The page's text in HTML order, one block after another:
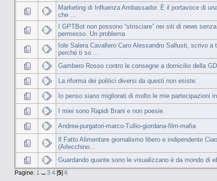
Marketing di Influenza Ambassador. È il portavoce di
che ...
I GPTBot non possono “strisciare” nei siti di news senza
permesso. Un problema
Iole Salera Cavallero Caro Alessandro Sallusti, scrivo a
perché ti so ...
Gambero Rosso contro le consegne a domicilio della
La riforma dei politici diversi da questi non esiste.
Io penso siano migliorati di molto le mie partecipazioni
I miei sono Rapidi Brani e non poesie.
Andrea-purgatori-marco-Tullio-giordana-film-mafia
Il Fatto Alimentare giornalismo libero e indipendente
(Arlecchino...
Guardando quante sono le visualizzano é da mondo di
Pagine: 1 ... 3 4 [5] 6